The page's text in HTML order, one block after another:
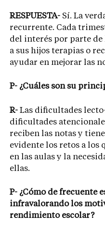
RESPUESTA- Sí. La
recurrente. Cada
del interés por parte
a sus hijos terapias o
ayudar en mejorar las
P- ¿Cuáles son su
R- Las dificultades
dificultades
reciben las notas y
evidente los retos a los
en las aulas y la
ellas.
P- ¿Cómo de frecuente
infravalorando los
rendimiento escolar?